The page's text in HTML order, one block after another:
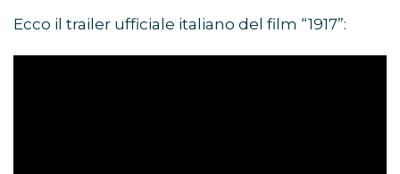
Ecco il trailer ufficiale italiano del film “1917”: